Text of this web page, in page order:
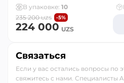
В упаковке: 10
224 000 UZS
235 200UZS -5%
Связаться
Если у вас остались вопросы по
свяжитесь с нами. Специалисты